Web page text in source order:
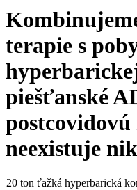
terapie s
piešťanské
neexistuje
20 ton ťažká hyperbarická